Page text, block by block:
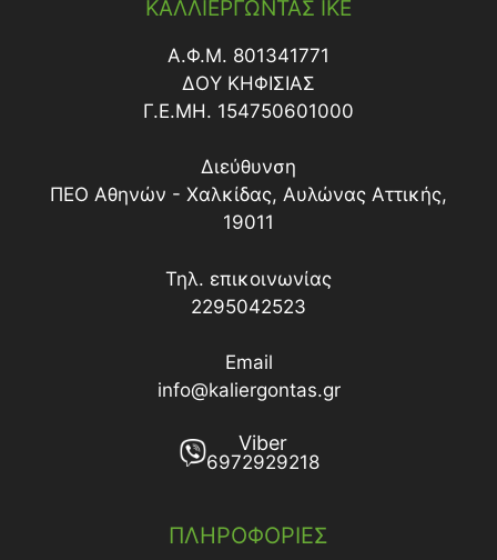
ΚΑΛΛΙΕΡΓΩΝΤΑΣ ΙΚΕ
Α.Φ.Μ. 801341771
ΔΟY ΚΗΦΙΣΙΑΣ
Γ.Ε.ΜΗ. 154750601000
Διεύθυνση
ΠΕΟ Αθηνών - Χαλκίδας, Αυλώνας Αττικής,
19011
Τηλ. επικοινωνίας
2295042523
Email
info@kaliergontas.gr
Viber
6972929218
ΠΛΗΡΟΦΟΡΙΕΣ